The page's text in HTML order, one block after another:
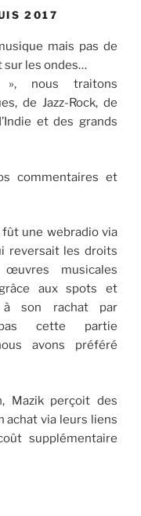
2017
mais pas de
sur les ondes…
nous traitons
de Jazz-Rock, de
et des grands
commentaires et
une webradio via
reversait les droits
musicales
aux spots et
à son rachat par
cette partie
avons préféré
Mazik perçoit des
achat via leurs liens
supplémentaire